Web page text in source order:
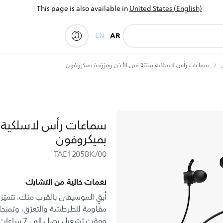
This page is also available inUnited States (English)
AR
EN
سماعات رأس لاسلكية مثبّتة في الأذن ومزوّدة بميكروفون
سماعات رأس
بميكروفون
TAE1205BK/00
نغمات خالية من التشابك
أبقِ الموسيقى بالقرب منك.
مقاومة للطرطشة والتعرّق،